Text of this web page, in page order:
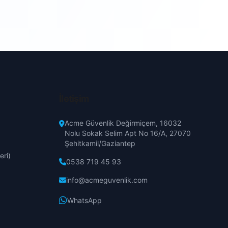
Acme Güvenlik Değirmiçem, 16032
Nolu Sokak Selim Apt No 16/A, 27070
Şehitkamil/Gaziantep
0538 719 45 93
info@acmeguvenlik.com
WhatsApp